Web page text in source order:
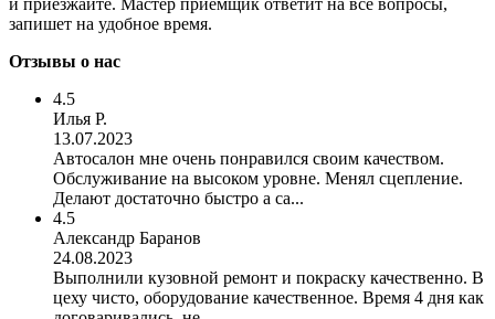
запишет на удобное время.
Отзывы о нас
4.5
Илья Р.
13.07.2023
Автосалон мне очень понравился своим качеством.
Обслуживание на высоком уровне. Менял сцепление.
Делают достаточно быстро а са...
4.5
Александр Баранов
24.08.2023
Выполнили кузовной ремонт и покраску качественно. В
цеху чисто, оборудование качественное. Время 4 дня как